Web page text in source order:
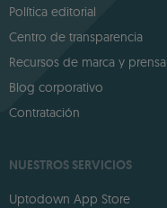
Política editorial
Centro de transparencia
Recursos de marca y prensa
Blog corporativo
Contratación
NUESTROS SERVICIOS
Uptodown App Store